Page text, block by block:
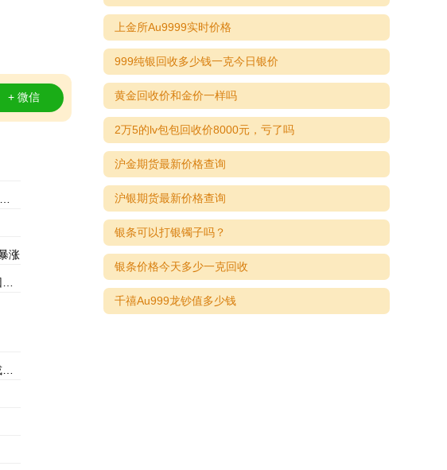
+ 微信
涨
上金所Au9999实时价格
999纯银回收多少钱一克今日银价
黄金回收价和金价一样吗
2万5的lv包包回收价8000元，亏了吗
沪金期货最新价格查询
沪银期货最新价格查询
银条可以打银镯子吗？
银条价格今天多少一克回收
千禧Au999龙钞值多少钱